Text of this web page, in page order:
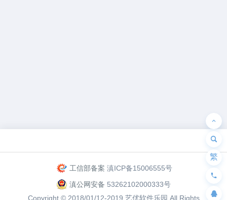
工信部备案 滇ICP备15006555号
滇公网安备 53262102000333号
Copyright © 2018/01/12-2019 艺优软件乐园 All Rights
繁